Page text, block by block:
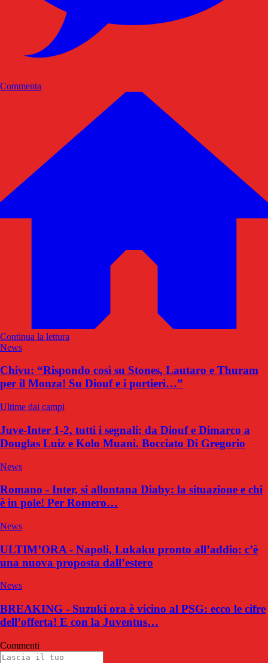
Commenta
Continua la lettura
News
Chivu: “Rispondo così su Stones, Lautaro e Thuram
per il Monza! Su Diouf e i portieri…”
Ultime dai campi
Juve-Inter 1-2, tutti i segnali: da Diouf e Dimarco a
Douglas Luiz e Kolo Muani. Bocciato Di Gregorio
News
Romano - Inter, si allontana Diaby: la situazione e chi
è in pole! Per Romero…
News
ULTIM’ORA - Napoli, Lukaku pronto all’addio: c’è
una nuova proposta dall’estero
News
BREAKING - Suzuki ora è vicino al PSG: ecco le cifre
dell’offerta! E con la Juventus…
Commenti